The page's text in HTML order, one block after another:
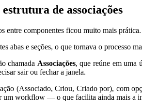
de associações
entre componentes ficou muito mais prática.
abas e seções, o que tornava o processo
chamada Associações, que reúne em uma
sair ou fechar a janela.
(Associado, Criou, Criado por), com
workflow — o que facilita ainda mais a